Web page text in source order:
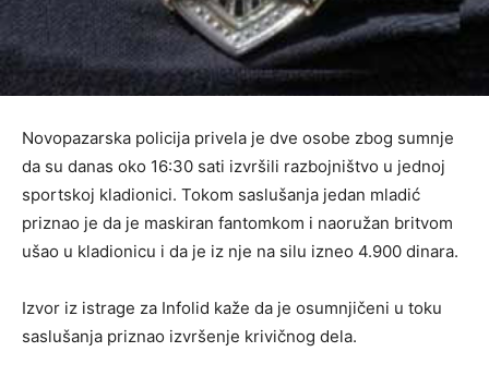
Novopazarska policija privela je dve osobe zbog sumnje
da su danas oko 16:30 sati izvršili razbojništvo u jednoj
sportskoj kladionici. Tokom saslušanja jedan mladić
priznao je da je maskiran fantomkom i naoružan britvom
ušao u kladionicu i da je iz nje na silu izneo 4.900 dinara.
Izvor iz istrage za Infolid kaže da je osumnjičeni u toku
saslušanja priznao izvršenje krivičnog dela.